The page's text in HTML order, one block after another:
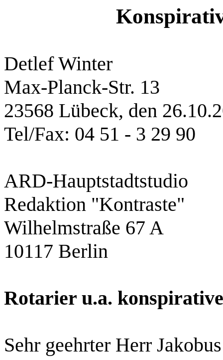
Detlef Winter
Max‑Planck‑Str. 13
23568 Lübeck, den
Tel/Fax: 04 51 ‑ 3 29 90
ARD‑Hauptstadtstudio
Redaktion "Kontraste"
Wilhelmstraße 67 A
10117 Berlin
Rotarier u.a.
Sehr geehrter Herr Jakobus